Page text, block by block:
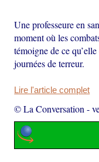
Une professeure en
moment où les
témoigne de ce
journées de terreur.
Lire l'article complet
© La Conversation -